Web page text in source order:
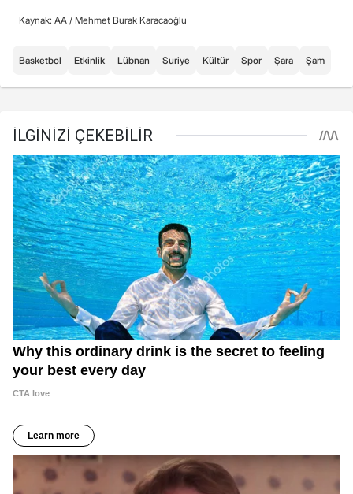
Kaynak: AA / Mehmet Burak Karacaoğlu
Basketbol Etkinlik Lübnan Suriye Kültür Spor Şara Şam